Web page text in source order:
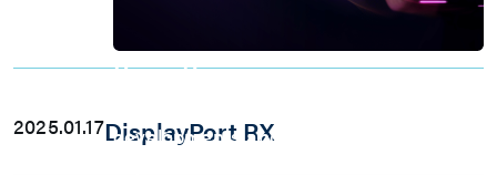
Press Room
developments and industry insights.
Latest Products
2025.01.17DisplayPort RX